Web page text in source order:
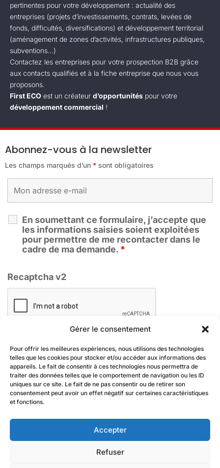
Gérer le consentement
Pour offrir les meilleures expériences, nous utilisons des technologies
telles que les cookies pour stocker et/ou accéder aux informations des
appareils. Le fait de consentir à ces technologies nous permettra de
traiter des données telles que le comportement de navigation ou les ID
uniques sur ce site. Le fait de ne pas consentir ou de retirer son
consentement peut avoir un effet négatif sur certaines caractéristiques
et fonctions.
Accepter
Refuser
pertinentes pour votre développement : actualité des
entreprises (projets d’investissements, contrats, levées de
fonds, difficultés, diversifications) et développement territorial
(aménagement de zones d’activités, infrastructures publiques,
subventions...)
Contactez les entreprises pour votre prospection B2B grâce
aux contacts qualifiés et à la fiche entreprise que nous vous
proposons.
First ECO est un créateur d’opportunités pour votre
développement commercial !
Abonnez-vous à la newsletter
Les champs marqués d’un * sont obligatoires
En soumettant ce formulaire, j’accepte que
les informations saisies soient exploitées
pour permettre de me recontacter dans le
cadre de ma demande. *
Recaptcha v2
En renseignant votre adresse email, vous acceptez de recevoir par
moment à l’aide des liens de désinscription ou en nous contactant à
-CGV-Gestion des cookies